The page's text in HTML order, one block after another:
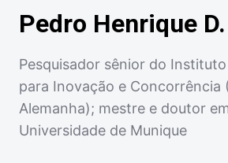
Pedro Henrique
Pesquisador sênior do
para Inovação e Concorrência
Alemanha); mestre e doutor
Universidade de Munique